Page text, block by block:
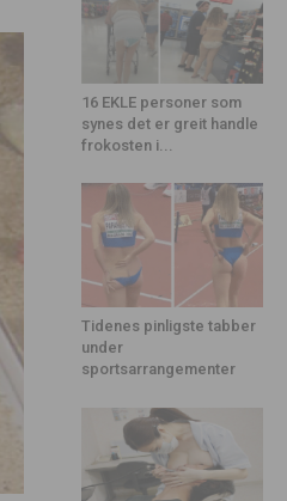
16 EKLE personer som
synes det er greit handle
frokosten i...
Tidenes pinligste tabber
under
sportsarrangementer